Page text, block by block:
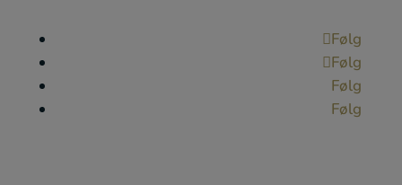
Følg
Følg
Følg
Følg